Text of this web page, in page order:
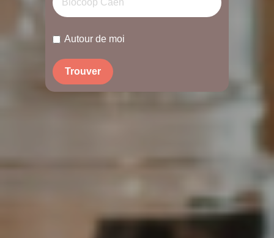
Autour de moi
Trouver